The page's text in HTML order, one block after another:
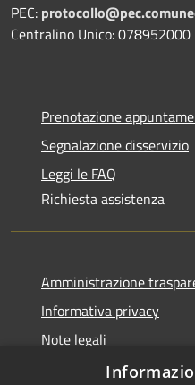
PEC:
Centralino Unico: 078952000
Prenotazione
Segnalazione disservizio
Leggi le FAQ
Richiesta assistenza
Amministrazione
Informativa privacy
Note legali
Dichiarazione di